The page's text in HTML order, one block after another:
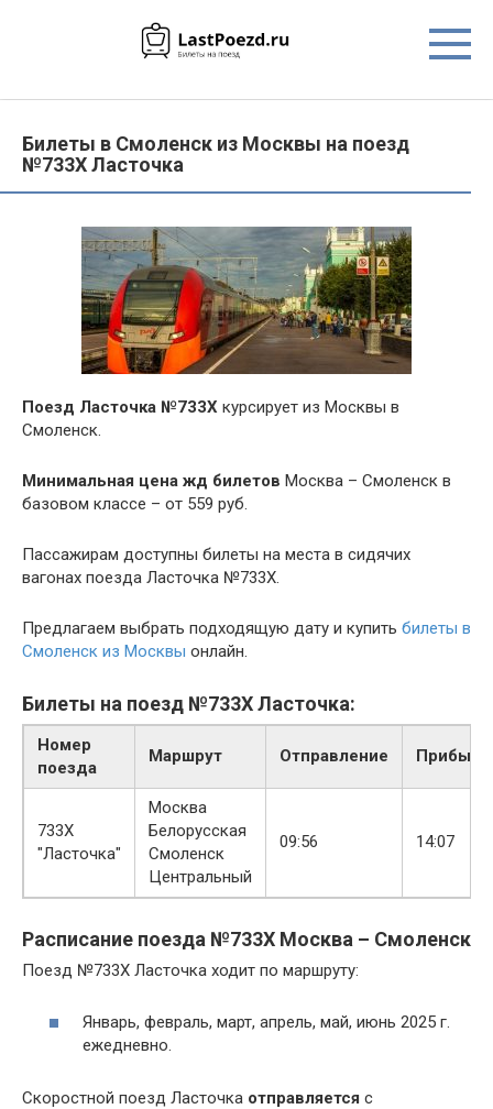
Билеты в Смоленск из Москвы на поезд
№733Х Ласточка
Поезд Ласточка №733Х курсирует из Москвы в
Смоленск.
Минимальная цена жд билетов Москва – Смоленск в
базовом классе – от 559 руб.
Пассажирам доступны билеты на места в сидячих
вагонах поезда Ласточка №733Х.
Предлагаем выбрать подходящую дату и купить билеты в
Смоленск из Москвы онлайн.
Билеты на поезд №733Х Ласточка:
Номер
поезда
Маршрут Отправление
733Х
"Ласточка"
Москва
Белорусская
Смоленск
Центральный
09:56 14:07
Расписание поезда №733Х Москва – Смоленск
Поезд №733Х Ласточка ходит по маршруту:
Январь, февраль, март, апрель, май, июнь 2025 г.
ежедневно.
Скоростной поезд Ласточка отправляется с